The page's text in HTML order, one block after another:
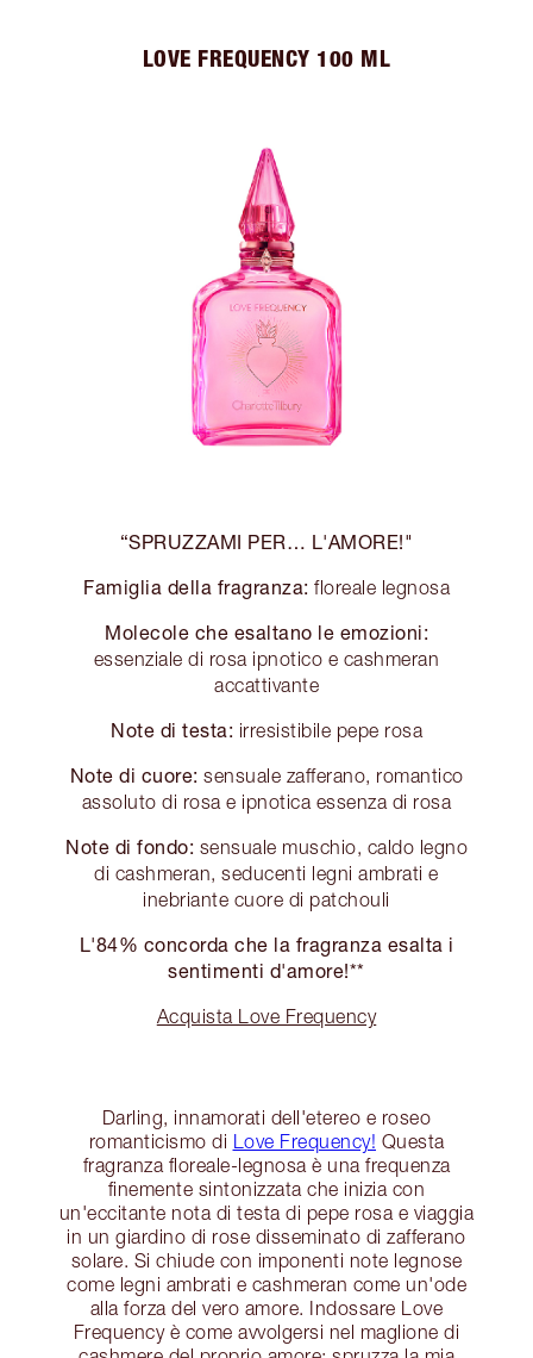
LOVE FREQUENCY 100 ML
“SPRUZZAMI PER… L'AMORE!"
Famiglia della fragranza: floreale legnosa
Molecole che esaltano le emozioni:
essenziale di rosa ipnotico e cashmeran
accattivante
Note di testa: irresistibile pepe rosa
Note di cuore: sensuale zafferano, romantico
assoluto di rosa e ipnotica essenza di rosa
Note di fondo: sensuale muschio, caldo legno
di cashmeran, seducenti legni ambrati e
inebriante cuore di patchouli
L'84% concorda che la fragranza esalta i
sentimenti d'amore!**
Acquista Love Frequency
Darling, innamorati dell'etereo e roseo
romanticismo di Love Frequency! Questa
fragranza floreale-legnosa è una frequenza
finemente sintonizzata che inizia con
un'eccitante nota di testa di pepe rosa e viaggia
in un giardino di rose disseminato di zafferano
solare. Si chiude con imponenti note legnose
come legni ambrati e cashmeran come un'ode
alla forza del vero amore. Indossare Love
Frequency è come avvolgersi nel maglione di